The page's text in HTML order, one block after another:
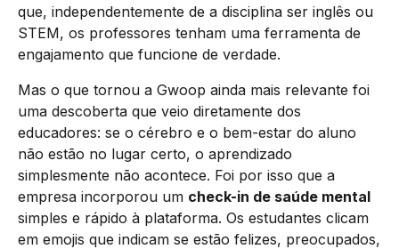
que, independentemente de a disciplina ser inglês ou
STEM, os professores tenham uma ferramenta de
engajamento que funcione de verdade.
Mas o que tornou a Gwoop ainda mais relevante foi
uma descoberta que veio diretamente dos
educadores: se o cérebro e o bem-estar do aluno
não estão no lugar certo, o aprendizado
simplesmente não acontece. Foi por isso que a
empresa incorporou um check-in de saúde mental
simples e rápido à plataforma. Os estudantes clicam
em emojis que indicam se estão felizes, preocupados,